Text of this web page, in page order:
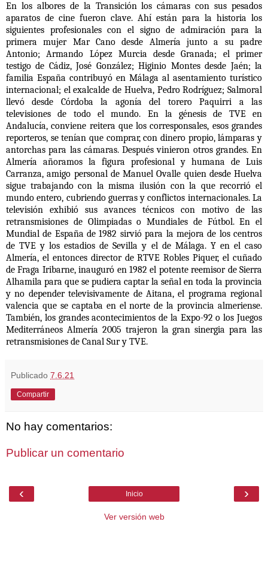
En los albores de la Transición los cámaras con sus pesados
aparatos de cine fueron clave. Ahí están para la historia los
siguientes profesionales con el signo de admiración para la
primera mujer Mar Cano desde Almería junto a su padre
Antonio; Armando López Murcia desde Granada; el primer
testigo de Cádiz, José González; Higinio Montes desde Jaén; la
familia España contribuyó en Málaga al asentamiento turístico
internacional; el exalcalde de Huelva, Pedro Rodríguez; Salmoral
llevó desde Córdoba la agonía del torero Paquirri a las
televisiones de todo el mundo. En la génesis de TVE en
Andalucía, conviene reitera que los corresponsales, esos grandes
reporteros, se tenían que comprar, con dinero propio, lámparas y
antorchas para las cámaras. Después vinieron otros grandes. En
Almería añoramos la figura profesional y humana de Luis
Carranza, amigo personal de Manuel Ovalle quien desde Huelva
sigue trabajando con la misma ilusión con la que recorrió el
mundo entero, cubriendo guerras y conflictos internacionales. La
televisión exhibió sus avances técnicos con motivo de las
retransmisiones de Olimpiadas o Mundiales de Fútbol. En el
Mundial de España de 1982 sirvió para la mejora de los centros
de TVE y los estadios de Sevilla y el de Málaga. Y en el caso
Almería, el entonces director de RTVE Robles Piquer, el cuñado
de Fraga Iribarne, inauguró en 1982 el potente reemisor de Sierra
Alhamila para que se pudiera captar la señal en toda la provincia
y no depender televisivamente de Aitana, el programa regional
valencia que se captaba en el norte de la provincia almeriense.
También, los grandes acontecimientos de la Expo-92 o los Juegos
Mediterráneos Almería 2005 trajeron la gran sinergia para las
retransmisiones de Canal Sur y TVE.
Publicado 7.6.21
Compartir
No hay comentarios:
Publicar un comentario
‹ ›
Inicio
Ver versión web